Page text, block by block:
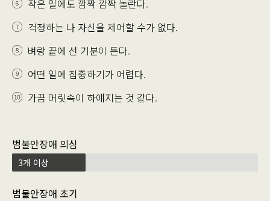
작은 일에도 깜짝 깜짝 놀란다.
걱정하는 나 자신을 제어할 수가 없다.
벼랑 끝에 선 기분이 든다.
어떤 일에 집중하기가 어렵다.
가끔 머릿속이 하얘지는 것 같다.
범불안장애 의심
3개 이상
범불안장애 초기